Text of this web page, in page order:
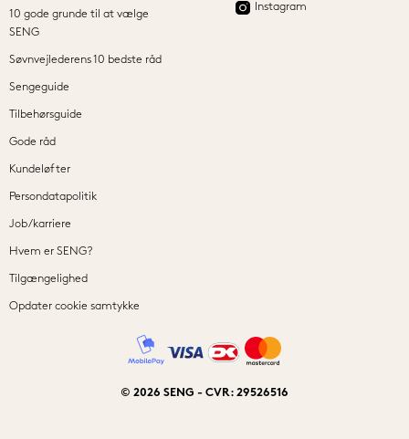
10 gode grunde til at vælge
SENG
Søvnvejlederens 10 bedste råd
Sengeguide
Tilbehørsguide
Gode råd
Kundeløfter
Persondatapolitik
Job/karriere
Hvem er SENG?
Tilgængelighed
Opdater cookie samtykke
Instagram
© 2026 SENG - CVR: 29526516